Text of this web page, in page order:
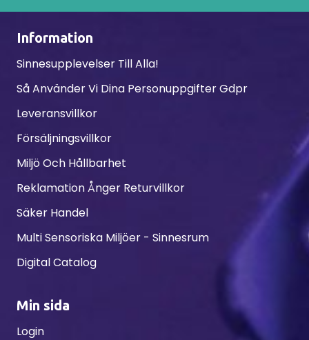
Information
Sinnesupplevelser Till Alla!
Så Använder Vi Dina Personuppgifter Gdpr
Leveransvillkor
Försäljningsvillkor
Miljö Och Hållbarhet
Reklamation Ånger Returvillkor
Säker Handel
Multi Sensoriska Miljöer - Sinnesrum
Digital Catalog
Min sida
Login